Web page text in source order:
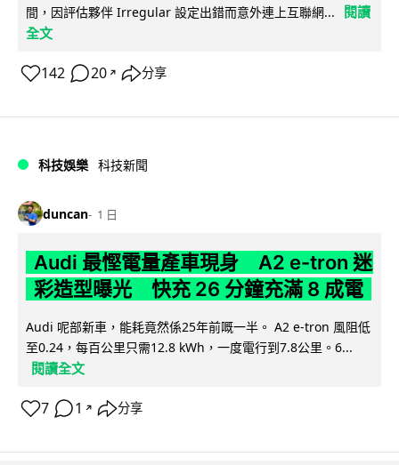
間，因評估夥伴 Irregular 設定出錯而意外連上互聯網...
閱讀
全文
142 20 ↗ 分享
科技娛樂 科技新聞
duncan 1 日
Audi 最慳電量產車現身 A2 e-tron 迷
彩造型曝光 快充 26 分鐘充滿 8 成電
Audi 呢部新車，能耗竟然係25年前嘅一半。 A2 e-tron 風阻低
至0.24，每百公里只需12.8 kWh，一度電行到7.8公里。6...
閱讀全文
7 1 ↗ 分享